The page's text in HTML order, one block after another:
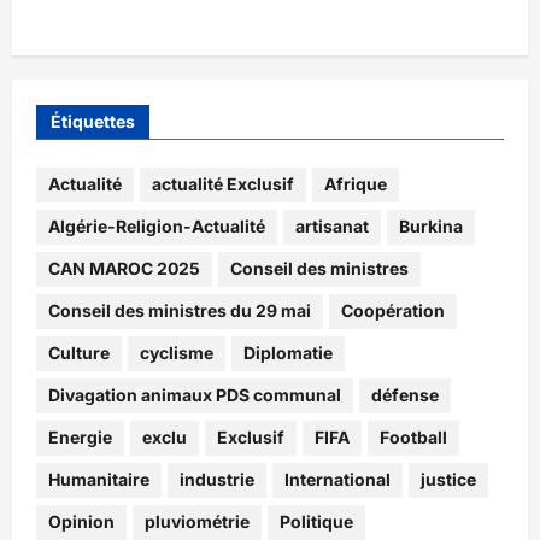
Étiquettes
Actualité actualité Exclusif Afrique
Algérie-Religion-Actualité artisanat Burkina
CAN MAROC 2025 Conseil des ministres
Conseil des ministres du 29 mai Coopération
Culture cyclisme Diplomatie
Divagation animaux PDS communal défense
Energie exclu Exclusif FIFA Football
Humanitaire industrie International justice
Opinion pluviométrie Politique